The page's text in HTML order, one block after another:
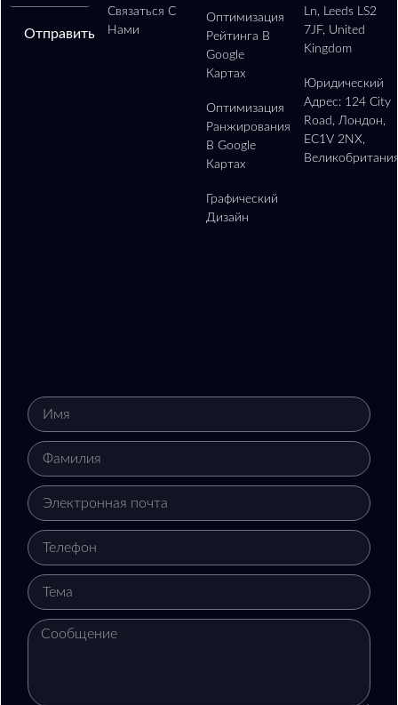
Отправить
Связаться С
Нами
Оптимизация
Рейтинга В
Google
Картах
Оптимизация
Ранжирования
В Google
Картах
Графический
Дизайн
Ln, Leeds LS2
7JF, United
Kingdom
Юридический
Адрес: 124 City
Road, Лондон,
EC1V 2NX,